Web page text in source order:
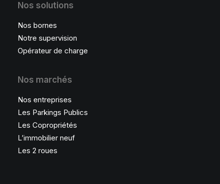
Nos solutions
Nos bornes
Notre supervision
Opérateur de charge
Nos marchés
Nos entreprises
Les Parkings Publics
Les Copropriétés
L’immobilier neuf
Les 2 roues